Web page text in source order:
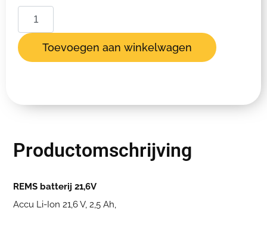
Toevoegen aan winkelwagen
Productomschrijving
REMS batterij 21,6V
Accu Li-Ion 21,6 V, 2,5 Ah,